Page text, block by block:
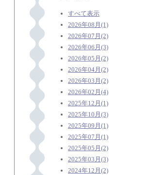
すべて表示
2026年08月(1)
2026年07月(2)
2026年06月(3)
2026年05月(2)
2026年04月(2)
2026年03月(2)
2026年02月(4)
2025年12月(1)
2025年10月(3)
2025年09月(1)
2025年07月(1)
2025年05月(2)
2025年03月(3)
2024年12月(2)